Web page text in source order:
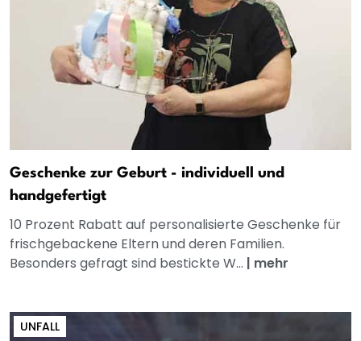
Geschenke zur Geburt - individuell und
handgefertigt
10 Prozent Rabatt auf personalisierte Geschenke für
frischgebackene Eltern und deren Familien.
Besonders gefragt sind bestickte W... | mehr
UNFALL